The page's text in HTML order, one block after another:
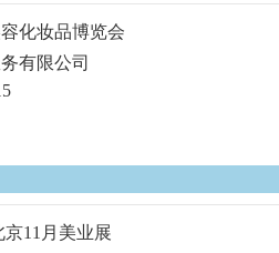
化妆品博览会
有限公司
京11月美业展